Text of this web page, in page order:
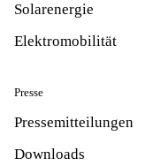
Solarenergie
Elektromobilität
Presse
Pressemitteilungen
Downloads